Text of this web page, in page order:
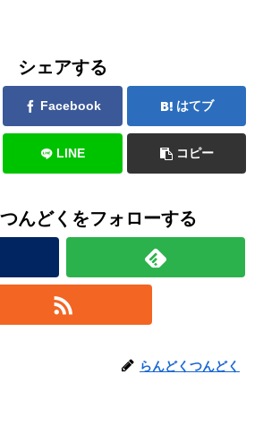
シェアする
Facebook はてブ
LINE コピー
んどくをフォローする
らんどくつんどく